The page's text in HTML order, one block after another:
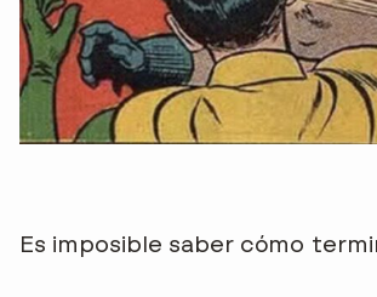
Es imposible saber cómo